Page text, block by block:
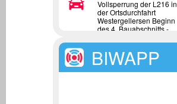
Vollsperrung der L216 in
der Ortsdurchfahrt
Westergellersen Beginn
des 4. Bauabschnitts -
L216/K18 in einen
Kreisverkehrsplatz - ab
22.04.2026
BIWAPP